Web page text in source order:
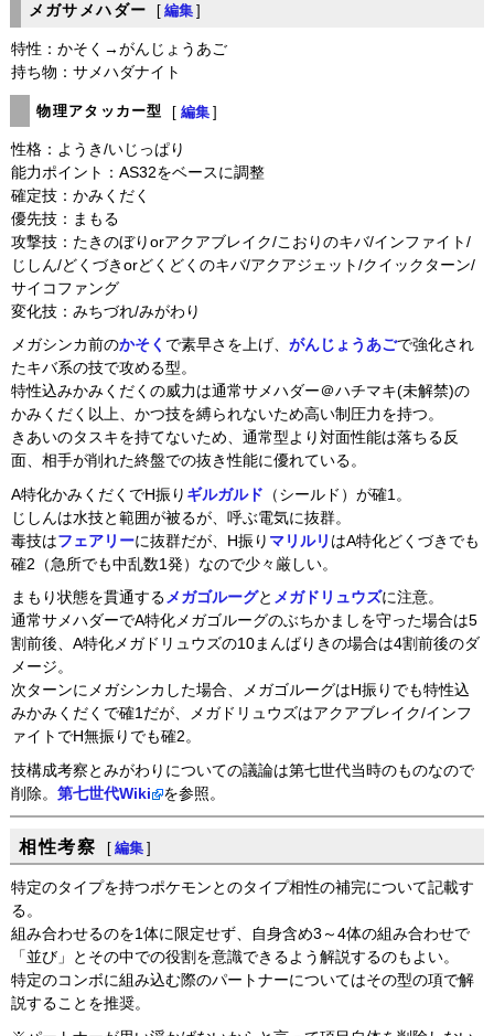
メガサメハダー [ 編集 ]
特性：かそく→がんじょうあご
持ち物：サメハダナイト
物理アタッカー型 [ 編集 ]
性格：ようき/いじっぱり
能力ポイント：AS32をベースに調整
確定技：かみくだく
優先技：まもる
攻撃技：たきのぼりorアクアブレイク/こおりのキバ/インファイト/
じしん/どくづきorどくどくのキバ/アクアジェット/クイックターン/
サイコファング
変化技：みちづれ/みがわり
メガシンカ前のかそく で素早さを上げ、がんじょうあごで強化され
たキバ系の技で攻める型。
特性込みかみくだくの威力は通常サメハダー＠ハチマキ(未解禁)の
かみくだく以上、かつ技を縛られないため高い制圧力を持つ。
きあいのタスキを持てないため、通常型より対面性能は落ちる反
面、相手が削れた終盤での抜き性能に優れている。
A特化かみくだくでH振り ギルガルド （シールド）が確1。
じしんは水技と範囲が被るが、呼ぶ電気に抜群。
毒技はフェアリーに抜群だが、H振り マリルリ はA特化どくづきでも
確2（急所でも中乱数1発）なので少々厳しい。
まもり状態を貫通するメガゴルーグと メガドリュウズに注意。
通常サメハダーでA特化メガゴルーグのぶちかましを守った場合は5
割前後、A特化メガドリュウズの10まんばりきの場合は4割前後のダ
メージ。
次ターンにメガシンカした場合、メガゴルーグはH振りでも特性込
みかみくだくで確1だが、メガドリュウズはアクアブレイク/インフ
ァイトでH無振りでも確2。
技構成考察とみがわりについての議論は第七世代当時のものなので
削除。第七世代Wiki を参照。
相性考察 [ 編集 ]
特定のタイプを持つポケモンとのタイプ相性の補完について記載す
る。
組み合わせるのを1体に限定せず、自身含め3～4体の組み合わせで
「並び」とその中での役割を意識できるよう解説するのもよい。
特定のコンボに組み込む際のパートナーについてはその型の項で解
説することを推奨。